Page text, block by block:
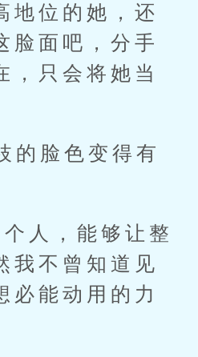
地位的她，还
脸面吧，分手
，只会将她当
脸色变得有
人，能够让整
我不曾知道见
必能动用的力